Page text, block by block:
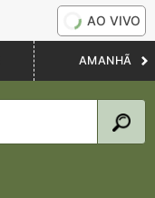
AO VIVO
AMANHÃ